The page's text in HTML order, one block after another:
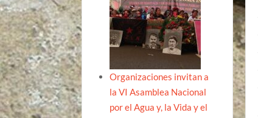
Organizaciones invitan a
la VI Asamblea Nacional
por el Agua y, la Vida y el